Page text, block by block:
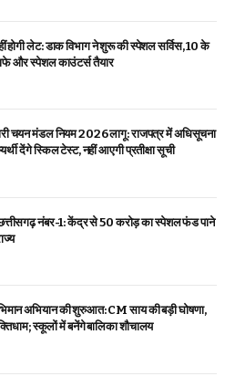
होगी लेट: डाक विभाग ने शुरू की स्पेशल सर्विस, ₹10 के
और स्पेशल काउंटर्स तैयार
चयन मंडल नियम 2026 लागू: राजपत्र में अधिसूचना
देंगे स्किल टेस्ट, नहीं आएगी प्रतीक्षा सूची
नंबर-1: केंद्र से ₹50 करोड़ का स्पेशल फंड पाने
अभियान की शुरुआत: CM साय की बड़ी घोषणा,
स्कूलों में बनेंगे बालिका शौचालय